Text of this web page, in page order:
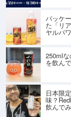
パッケ
た「リ
ヤルパ
250ml
を飲ん
日本限
味？
飲んで